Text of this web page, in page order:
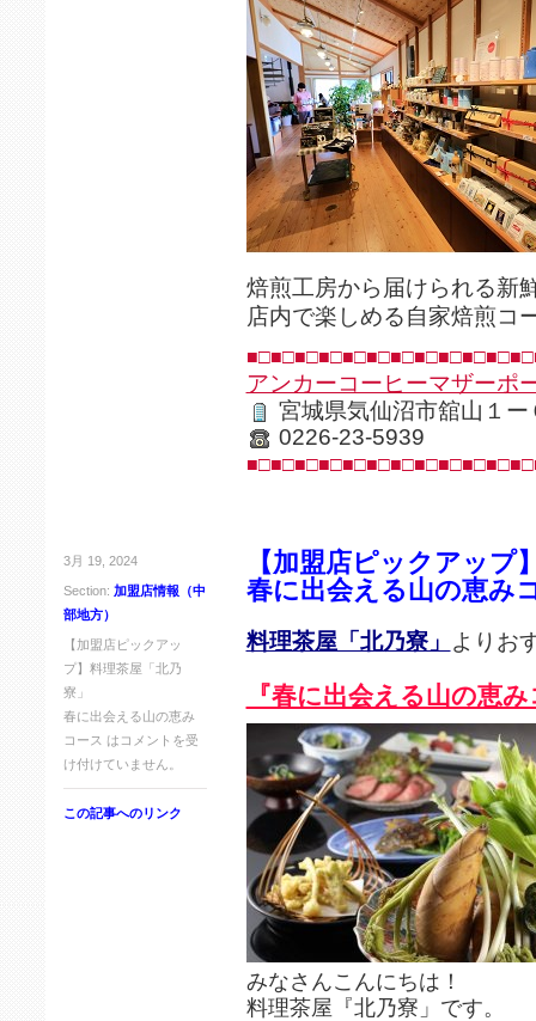
焙煎工房から届けられる新
店内で楽しめる自家焙煎コ
アンカーコーヒーマザーポ
宮城県気仙沼市舘山１ー
0226-23-5939
3月 19, 2024
Section: 加盟店情報（中
部地方）
【加盟店ピックアッ
プ】料理茶屋「北乃
寮」
春に出会える山の恵み
コース は コメントを受
け付けていません。
この記事へのリンク
【加盟店ピックアップ
春に出会える山の恵み
料理茶屋「北乃寮」 よりお
『春に出会える山の恵
みなさんこんにちは！
料理茶屋『北乃寮」です。